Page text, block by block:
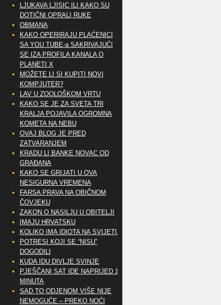
LJUKAVA LJISIC ILI KAKO SU
DOTIČNI OPRALI RUKE
OBMANA
KAKO OPERIRAJU PLAĆENICI
SA YOU TUBE-a SAKRIVAJUĆI
SE IZA PROFILA KANALA O
PLANETI X
MOŽETE LI SI KUPITI NOVI
KOMPJUTER?
LAV U ZOOLOŠKOM VRTU
KAKO SE JE ZA SVETA TRI
KRALJA POJAVILA OGROMNA
KOMETA NA NEBU
OVAJ BLOG JE PRED
ZATVARANJEM
KRADU LI BANKE NOVAC OD
GRAĐANA
KAKO SE GRIJATI U OVA
NESIGURNA VREMENA
FARSA PRAVA NA OBIČNOM
ČOVJEKU
ZAKON O NASILJU U OBITELJI
IMAJU HRVATSKU
KOLIKO IMA IDIOTA NA SVIJETU?
POTRESI KOJI SE “NISU”
DOGODILI
KUDA IDU DIVLJE SVINJE
PJEŠČANI SAT IDE NAPRIJED 10
MINUTA
SAD TO ODJENOM VIŠE NIJE
NEMOGUĆE – PREKO NOĆI